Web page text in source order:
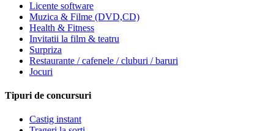
Licente software
Muzica & Filme (DVD,CD)
Health & Fitness
Invitatii la film & teatru
Surpriza
Restaurante / cafenele / cluburi / baruri
Jocuri
Tipuri de concursuri
Castig instant